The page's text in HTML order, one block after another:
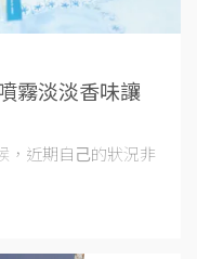
霧淡淡香味讓
，近期⾃⼰的狀況非